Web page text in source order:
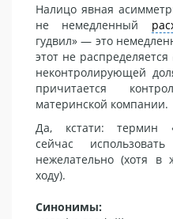
Налицо явная
не немедленный
гудвил» — это
этот не
неконтролирующей
причитается
материнской компании.
Да, кстати: термин
сейчас
нежелательно (хотя
ходу).
Синонимы: